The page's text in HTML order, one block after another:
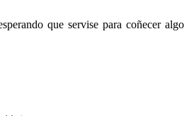
que servise para coñecer algo